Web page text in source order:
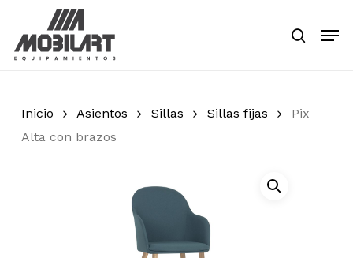
main
search
Inicio Asientos Sillas Sillas fijas
Pix
Alta con brazos